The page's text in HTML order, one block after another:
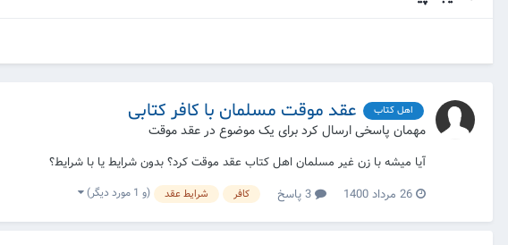
اهل کتاب عقد موقت مسلمان با کافر کتابی
مهمان پاسخی ارسال کرد برای یک موضوع در عقد موقت
آیا میشه با زن غیر مسلمان اهل کتاب عقد موقت کرد؟ بدون شرایط يا با شرایط؟
26 مرداد 1400
کافر شرایط عقد (و 1 مورد دیگر)